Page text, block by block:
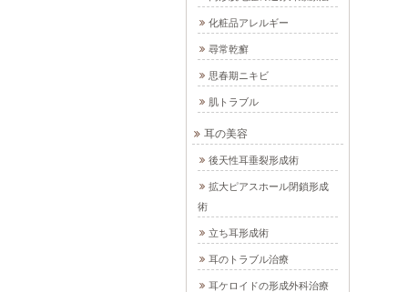
化粧品アレルギー
尋常乾癬
思春期ニキビ
肌トラブル
耳の美容
後天性耳垂裂形成術
拡大ピアスホール閉鎖形成
術
立ち耳形成術
耳のトラブル治療
耳ケロイドの形成外科治療